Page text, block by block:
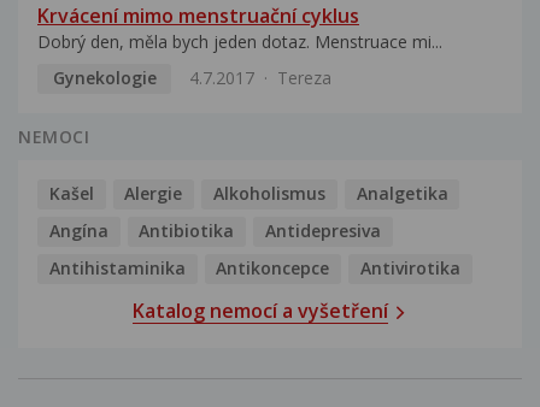
Krvácení mimo menstruační cyklus
Dobrý den, měla bych jeden dotaz. Menstruace mi...
Gynekologie
4.7.2017 Tereza
NEMOCI
Kašel Alergie Alkoholismus
Analgetika
Angína
Antibiotika
Antidepresiva
Antihistaminika
Antikoncepce Antivirotika
Katalog nemocí a vyšetření